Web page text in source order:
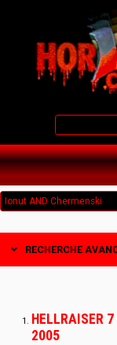
Rechercher
RECHERCHE
HELLRAISER
2005